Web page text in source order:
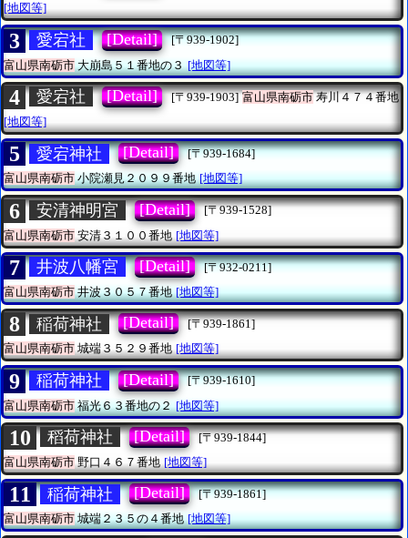
[地図等]
3 愛宕社 [Detail]
[〒939-1902]
富山県南砺市大崩島５１番地の３ [地図等]
4 愛宕社 [Detail] [〒939-1903] 富山県南砺市寿川４７４番地
[地図等]
5 愛宕神社 [Detail]
[〒939-1684]
富山県南砺市小院瀬見２０９９番地 [地図等]
6 安清神明宮 [Detail]
[〒939-1528]
富山県南砺市 安清３１００番地 [地図等]
7 井波八幡宮 [Detail]
[〒932-0211]
富山県南砺市井波３０５７番地 [地図等]
8 稲荷神社 [Detail]
[〒939-1861]
富山県南砺市城端３５２９番地 [地図等]
9 稲荷神社 [Detail]
[〒939-1610]
富山県南砺市福光６３番地の２ [地図等]
10 稻荷神社 [Detail]
[〒939-1844]
富山県南砺市 野口４６７番地 [地図等]
11 稲荷神社 [Detail]
[〒939-1861]
富山県南砺市城端２３５の４番地 [地図等]